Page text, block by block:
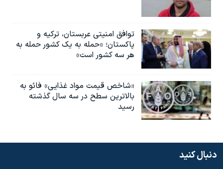
توافق امنیتی عربستان، ترکیه و
پاکستان؛ «حمله به یک کشور حمله به
هر سه کشور است»
«شاخص قیمت مواد غذایی» فائو به
بالاترین سطح در سه سال گذشته
رسید
دنبال کنید